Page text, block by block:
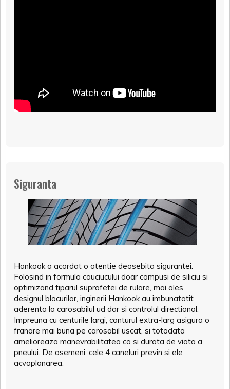
Siguranta
Hankook a acordat o atentie deosebita sigurantei.
Folosind in formula cauciucului doar compusi de siliciu si
optimizand tiparul suprafetei de rulare, mai ales
designul blocurilor, inginerii Hankook au imbunatatit
aderenta la carosabilul ud dar si controlul directional.
Impreuna cu centurile largi, conturul extra-larg asigura o
franare mai buna pe carosabil uscat, si totodata
amelioreaza manevrabilitatea ca si durata de viata a
pneului. De asemeni, cele 4 caneluri previn si ele
acvaplanarea.